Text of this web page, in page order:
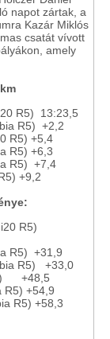
napot zártak, a
Kazár Miklós
csatát vívott
amely
R5) 13:23,5
R5) +2,2
R5) +5,4
R5) +6,3
R5) +7,4
+9,2
R5)
R5) +31,9
R5) +33,0
+48,5
R5) +54,9
R5) +58,3